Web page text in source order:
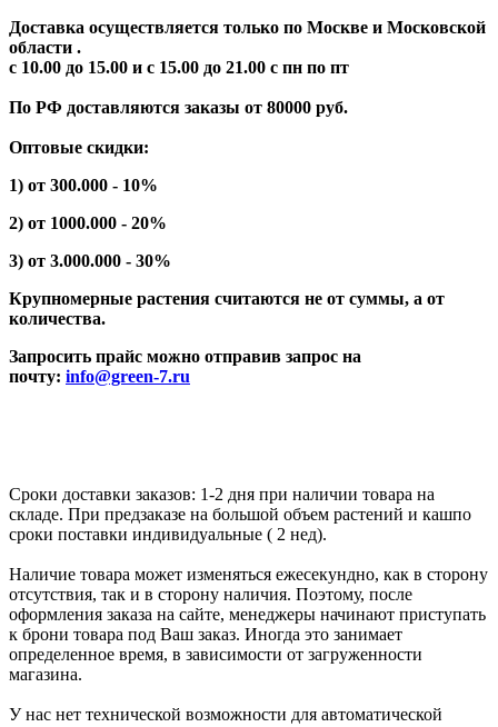
Доставка осуществляется только по Москве и Московской
области .
с 10.00 до 15.00 и с 15.00 до 21.00 с пн по пт
По РФ доставляются заказы от 80000 руб.
Оптовые скидки:
1) от 300.000 - 10%
2) от 1000.000 - 20%
3) от 3.000.000 - 30%
Крупномерные растения считаются не от суммы, а от
количества.
Запросить прайс можно отправив запрос на
почту: info@green-7.ru
Сроки доставки заказов: 1-2 дня при наличии товара на
складе. При предзаказе на большой объем растений и кашпо
сроки поставки индивидуальные ( 2 нед).
Наличие товара может изменяться ежесекундно, как в сторону
отсутствия, так и в сторону наличия. Поэтому, после
оформления заказа на сайте, менеджеры начинают приступать
к брони товара под Ваш заказ. Иногда это занимает
определенное время, в зависимости от загруженности
магазина.
У нас нет технической возможности для автоматической